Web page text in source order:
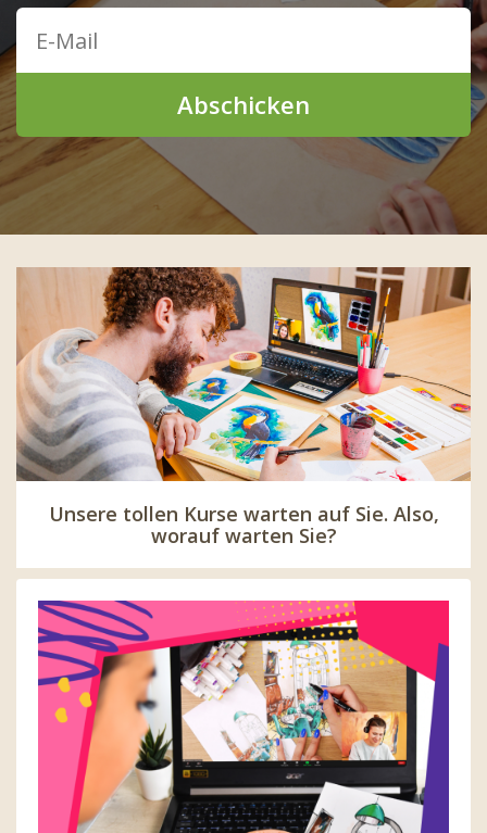
Abschicken
Unsere tollen Kurse warten auf Sie. Also,
worauf warten Sie?